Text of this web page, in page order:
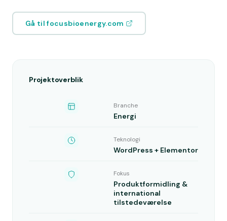
Gå til focusbioenergy.com
Projektoverblik
Branche
Energi
Teknologi
WordPress + Elementor
Fokus
Produktformidling &
international
tilstedeværelse